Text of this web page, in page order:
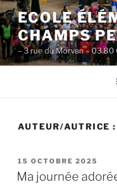
Aller
au
contenu
principal
ECOLE
CHAMPS
– 3 rue du Morvan – 03
AUTEUR/AUTRICE
PUBLIÉ
LE
15 OCTOBRE 2025
Ma journée